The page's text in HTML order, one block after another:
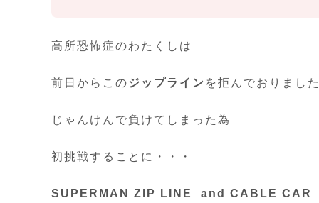
高所恐怖症のわたくしは
前日からこのジップライン を拒んでおりまし
じゃんけんで負けてしまった為
初挑戦することに・・・
SUPERMAN ZIP LINE and CABLE CAR